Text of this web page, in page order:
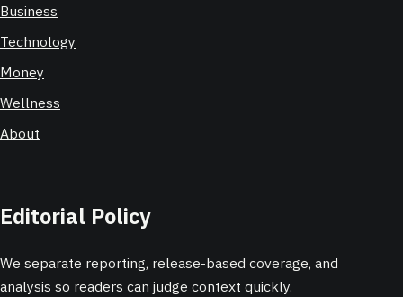
Business
Technology
Money
Wellness
About
Editorial Policy
We separate reporting, release-based coverage, and
analysis so readers can judge context quickly.